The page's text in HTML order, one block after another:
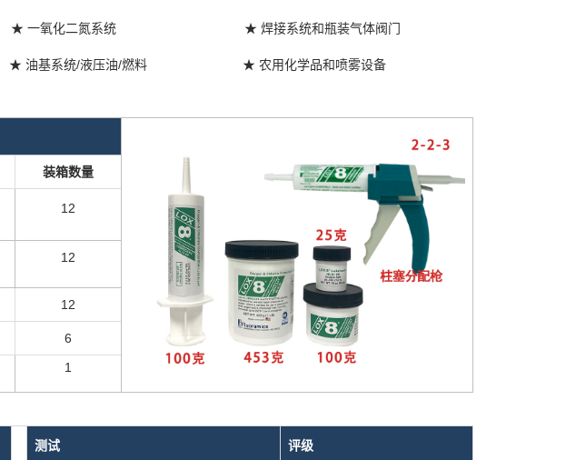
★ 一氧化二氮系统 ★ 焊接系统和瓶装气体阀门
★ 油基系统/液压油/燃料 ★ 农用化学品和喷雾设备
装箱数量
12
12
12
6
1
测试 评级